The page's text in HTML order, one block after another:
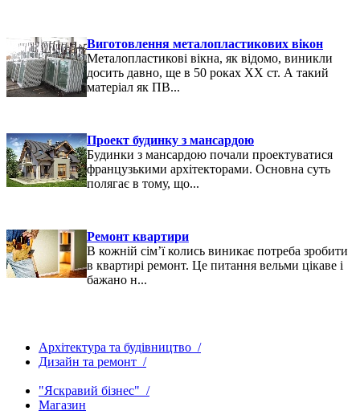
Виготовлення металопластикових вікон
Металопластикові вікна, як відомо, виникли
досить давно, ще в 50 роках ХХ ст. А такий
матеріал як ПВ...
Проект будинку з мансардою
Будинки з мансардою почали проектуватися
французькими архітекторами. Основна суть
полягає в тому, що...
Ремонт квартири
В кожній сім’ї колись виникає потреба зробити
в квартирі ремонт. Це питання вельми цікаве і
бажано н...
Архітектура та будівництво /
Дизайн та ремонт /
"Яскравий бізнес" /
Магазин